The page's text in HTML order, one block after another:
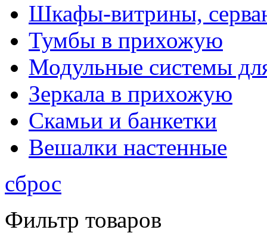
Шкафы-витрины,
Тумбы в прихожую
Модульные системы
Зеркала в прихожую
Скамьи и банкетки
Вешалки настенные
сброс
Фильтр товаров